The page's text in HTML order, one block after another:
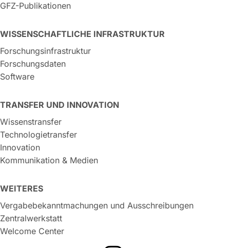
GFZ-Publikationen
WISSENSCHAFTLICHE INFRASTRUKTUR
Forschungsinfrastruktur
Forschungsdaten
Software
TRANSFER UND INNOVATION
Wissenstransfer
Technologietransfer
Innovation
Kommunikation & Medien
WEITERES
Vergabebekanntmachungen und Ausschreibungen
Zentralwerkstatt
Welcome Center